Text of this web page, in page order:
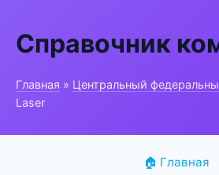
Справочник
Главная » Центральный
Laser
🏠 Главная